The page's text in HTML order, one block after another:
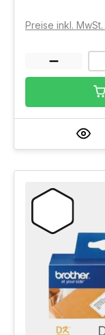
Preise inkl.